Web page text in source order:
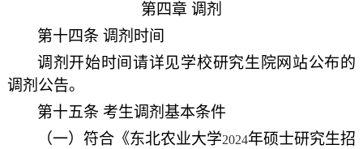
第四章 调剂
第十四条 调剂时间
调剂开始时间请详见学校研究生院网站公布的
调剂公告。
第十五条 考生调剂基本条件
（一）符合《东北农业大学2024年硕士研究生招